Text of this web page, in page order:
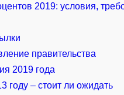
2019: условия,
правительства
2019 года
году – стоит ли ожидать